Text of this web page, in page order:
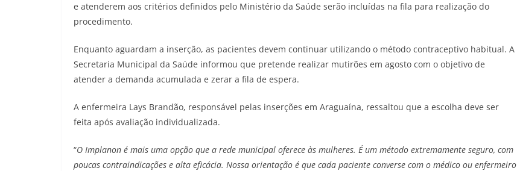
e atenderem aos critérios definidos pelo Ministério da Saúde serão incluídas na fila para realização do
procedimento.
Enquanto aguardam a inserção, as pacientes devem continuar utilizando o método contraceptivo habitual. A
Secretaria Municipal da Saúde informou que pretende realizar mutirões em agosto com o objetivo de
atender a demanda acumulada e zerar a fila de espera.
A enfermeira Lays Brandão, responsável pelas inserções em Araguaína, ressaltou que a escolha deve ser
feita após avaliação individualizada.
“O Implanon é mais uma opção que a rede municipal oferece às mulheres. É um método extremamente seguro, com
poucas contraindicações e alta eficácia. Nossa orientação é que cada paciente converse com o médico ou enfermeiro